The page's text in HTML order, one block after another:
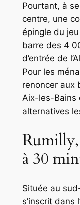
Pourtant, à
centre, une
épingle du
barre des 4
d’entrée de
Pour les
renoncer aux
Aix-les-Bains
alternatives
à 30
Située au
s’inscrit dans